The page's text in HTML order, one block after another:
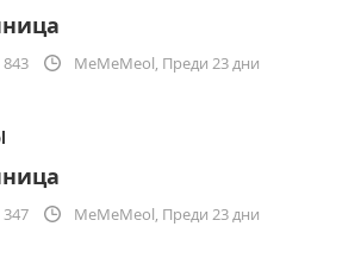
843 MeMeMeol, Преди 23 дни
347 MeMeMeol, Преди 23 дни